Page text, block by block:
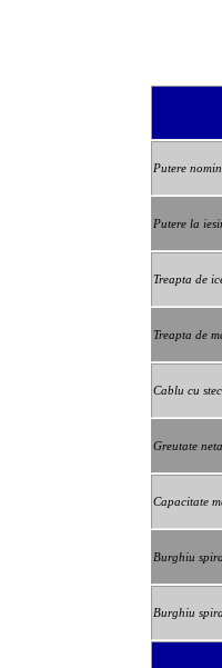
Putere
Putere la
Treapta de
Treapta de
Cablu cu
Greutate neta
Capacitate
Burghiu
Burghiu